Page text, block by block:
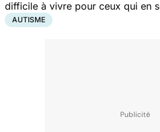
difficile à vivre pour ceux qui en
AUTISME